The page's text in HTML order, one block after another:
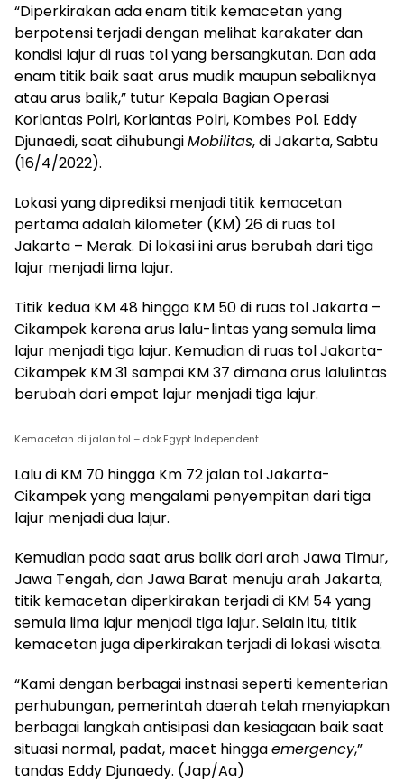
“Diperkirakan ada enam titik kemacetan yang
berpotensi terjadi dengan melihat karakater dan
kondisi lajur di ruas tol yang bersangkutan. Dan ada
enam titik baik saat arus mudik maupun sebaliknya
atau arus balik,” tutur Kepala Bagian Operasi
Korlantas Polri, Korlantas Polri, Kombes Pol. Eddy
Djunaedi, saat dihubungiMobilitas, di Jakarta, Sabtu
(16/4/2022).
Lokasi yang diprediksi menjadi titik kemacetan
pertama adalah kilometer (KM) 26 di ruas tol
Jakarta – Merak. Di lokasi ini arus berubah dari tiga
lajur menjadi lima lajur.
Titik kedua KM 48 hingga KM 50 di ruas tol Jakarta –
Cikampek karena arus lalu-lintas yang semula lima
lajur menjadi tiga lajur. Kemudian di ruas tol Jakarta-
Cikampek KM 31 sampai KM 37 dimana arus lalulintas
berubah dari empat lajur menjadi tiga lajur.
Kemacetan di jalan tol – dok.Egypt Independent
Lalu di KM 70 hingga Km 72 jalan tol Jakarta-
Cikampek yang mengalami penyempitan dari tiga
lajur menjadi dua lajur.
Kemudian pada saat arus balik dari arah Jawa Timur,
Jawa Tengah, dan Jawa Barat menuju arah Jakarta,
titik kemacetan diperkirakan terjadi di KM 54 yang
semula lima lajur menjadi tiga lajur. Selain itu, titik
kemacetan juga diperkirakan terjadi di lokasi wisata.
“Kami dengan berbagai instnasi seperti kementerian
perhubungan, pemerintah daerah telah menyiapkan
berbagai langkah antisipasi dan kesiagaan baik saat
situasi normal, padat, macet hinggaemergency,”
tandas Eddy Djunaedy. (Jap/Aa)